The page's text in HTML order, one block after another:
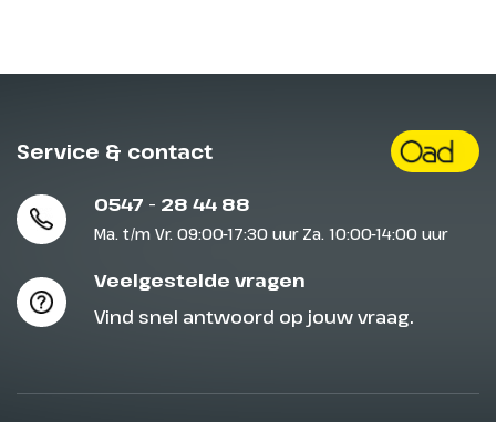
Service & contact
0547 - 28 44 88
Ma. t/m Vr. 09:00-17:30 uur Za. 10:00-14:00 uur
Veelgestelde vragen
Vind snel antwoord op jouw vraag.